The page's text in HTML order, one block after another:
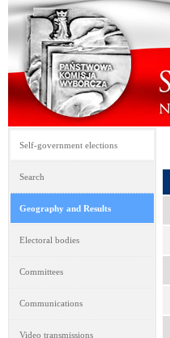
Self-government elections
Search
Geography and Results
Electoral bodies
Committees
Communications
Video transmissions